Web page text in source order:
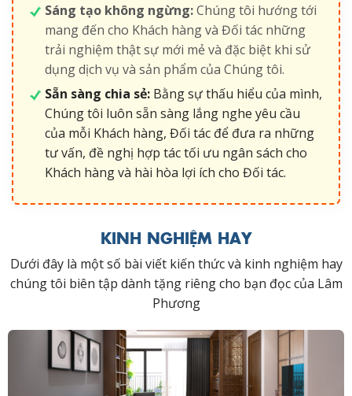
Sáng tạo không ngừng:Chúng tôi hướng tới
mang đến cho Khách hàng và Đối tác những
trải nghiệm thật sự mới mẻ và đặc biệt khi sử
dụng dịch vụ và sản phẩm của Chúng tôi.
Sẵn sàng chia sẻ: Bằng sự thấu hiểu của mình,
Chúng tôi luôn sẵn sàng lắng nghe yêu cầu
của mỗi Khách hàng, Đối tác để đưa ra những
tư vấn, đề nghị hợp tác tối ưu ngân sách cho
Khách hàng và hài hòa lợi ích cho Đối tác.
KINH NGHIỆM HAY
Dưới đây là một số bài viết kiến thức và kinh nghiệm hay
chúng tôi biên tập dành tặng riêng cho bạn đọc của Lâm
Phương